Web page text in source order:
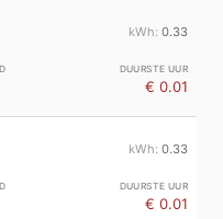
0.33
€ 0.01
0.33
€ 0.01